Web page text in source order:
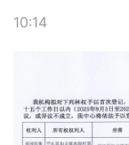
10:14